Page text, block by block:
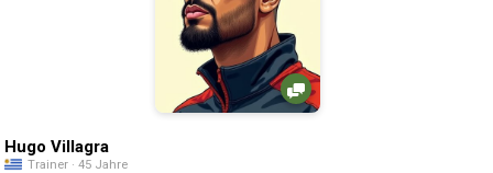
Hugo Villagra
Trainer · 45 Jahre